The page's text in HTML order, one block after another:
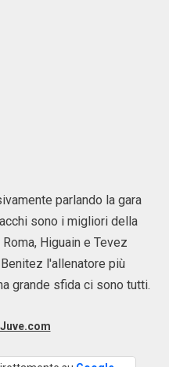
parlando la gara
sono i migliori della
Higuain e Tevez
l'allenatore più
grande sfida ci sono tutti.